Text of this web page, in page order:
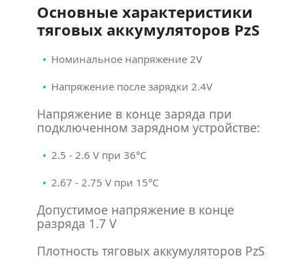
Основные характеристики
тяговых аккумуляторов PzS
Номинальное напряжение 2V
Напряжение после зарядки 2.4V
Напряжение в конце заряда при
подключенном зарядном устройстве:
2.5 - 2.6 V при 36°С
2.67 - 2.75 V при 15°С
Допустимое напряжение в конце
разряда 1.7 V
Плотность тяговых аккумуляторов PzS